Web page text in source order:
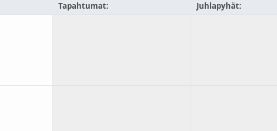
Tapahtumat: Juhlapyhät: